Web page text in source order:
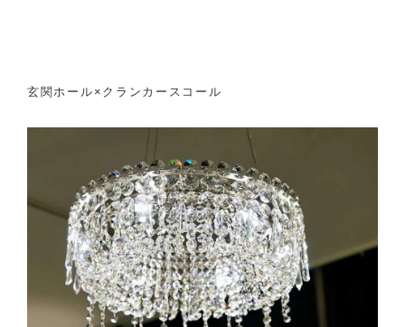
玄関ホール×クランカースコール